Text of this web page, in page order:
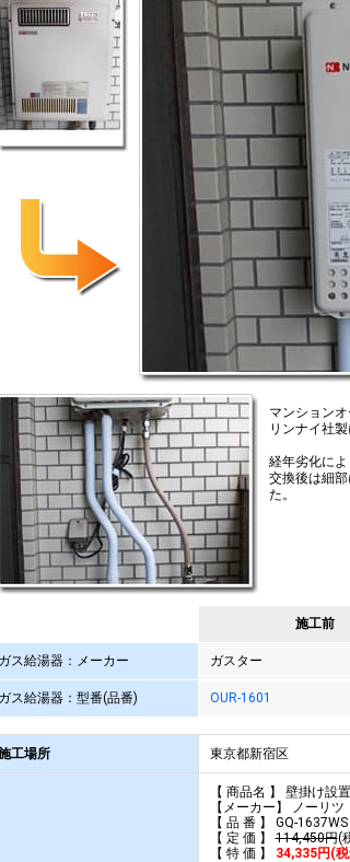
マンション
リンナイ社
経年劣化に
交換後は細
た。
施工前
ガス給湯器：メーカー ガスター
ガス給湯器：型番(品番) OUR-1601
工場所 東京都新宿区
【 商品名 】 壁掛け設
【メーカー】 ノーリツ
【 品 番 】 GQ-1637WS
【 定 価 】114,450円(
【 特 価 】
34,335円(